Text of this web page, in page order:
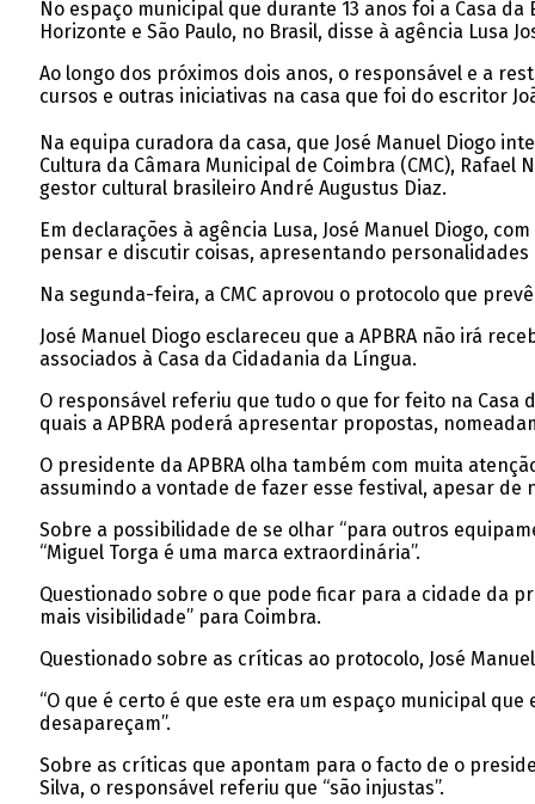
No espaço municipal que durante 13 anos foi a Casa
Horizonte e São Paulo, no Brasil, disse à agência Lusa
Ao longo dos próximos dois anos, o responsável e a
cursos e outras iniciativas na casa que foi do escritor
Na equipa curadora da casa, que José Manuel Diogo
Cultura da Câmara Municipal de Coimbra (CMC),
gestor cultural brasileiro André Augustus Diaz.
Em declarações à agência Lusa, José Manuel Diogo,
pensar e discutir coisas, apresentando
Na segunda-feira, a CMC aprovou o protocolo que
José Manuel Diogo esclareceu que a APBRA não irá
associados à Casa da Cidadania da Língua.
O responsável referiu que tudo o que for feito na Casa
quais a APBRA poderá apresentar propostas,
O presidente da APBRA olha também com muita
assumindo a vontade de fazer esse festival, apesar
Sobre a possibilidade de se olhar “para outros
“Miguel Torga é uma marca extraordinária”.
Questionado sobre o que pode ficar para a cidade da
mais visibilidade” para Coimbra.
Questionado sobre as críticas ao protocolo, José
“O que é certo é que este era um espaço municipal
desapareçam”.
Sobre as críticas que apontam para o facto de o
Silva, o responsável referiu que “são injustas”.